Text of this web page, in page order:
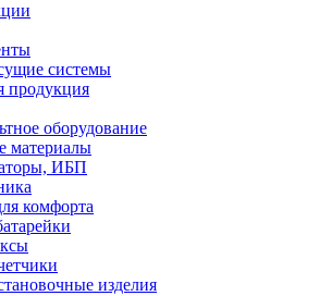
системы
продукция
оборудование
материалы
ИБП
комфорта
изделия